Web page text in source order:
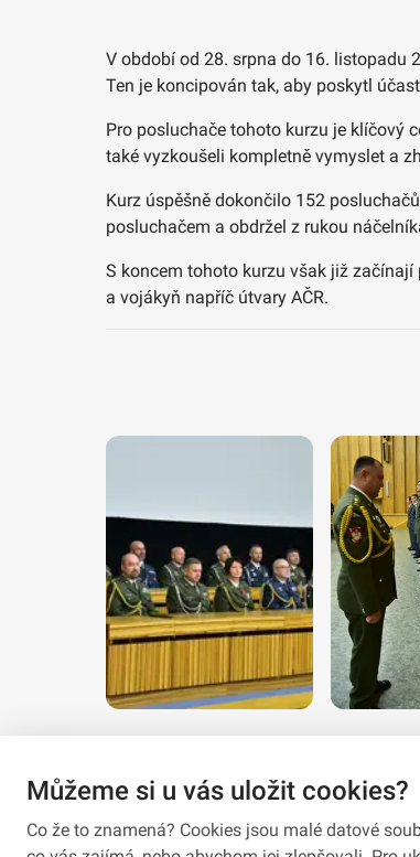
V období od 28. srpna do 16. listopadu
Ten je koncipován tak, aby poskytl
Pro posluchače tohoto kurzu je klíčový
také vyzkoušeli kompletně vymyslet a
Kurz úspěšně dokončilo 152
posluchačem a obdržel z rukou
S koncem tohoto kurzu však již
a vojákyň napříč útvary AČR.
Můžeme si u vás uložit cookies?
Co že to znamená? Cookies jsou malé datové